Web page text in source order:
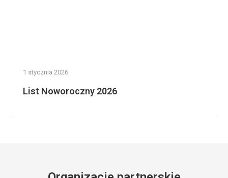
1 stycznia 2026
List Noworoczny 2026